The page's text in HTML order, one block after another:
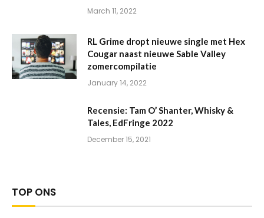
March 11, 2022
RL Grime dropt nieuwe single met Hex
Cougar naast nieuwe Sable Valley
zomercompilatie
January 14, 2022
Recensie: Tam O’ Shanter, Whisky &
Tales, EdFringe 2022
December 15, 2021
TOP ONS